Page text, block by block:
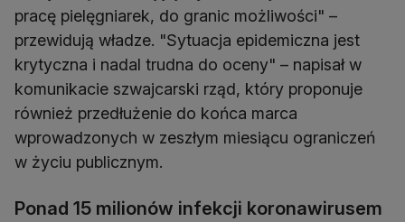
pracę pielęgniarek, do granic możliwości" –
przewidują władze. "Sytuacja epidemiczna jest
krytyczna i nadal trudna do oceny" – napisał w
komunikacie szwajcarski rząd, który proponuje
również przedłużenie do końca marca
wprowadzonych w zeszłym miesiącu ograniczeń
w życiu publicznym.
Ponad 15 milionów infekcji koronawirusem